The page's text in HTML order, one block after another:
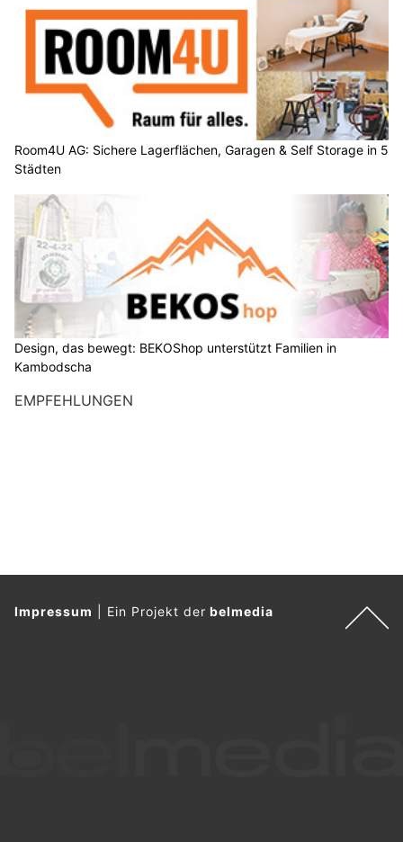
Room4U AG: Sichere Lagerflächen, Garagen & Self Storage in 5
Städten
Design, das bewegt: BEKOShop unterstützt Familien in
Kambodscha
EMPFEHLUNGEN
Impressum Ein Projekt derbelmedia